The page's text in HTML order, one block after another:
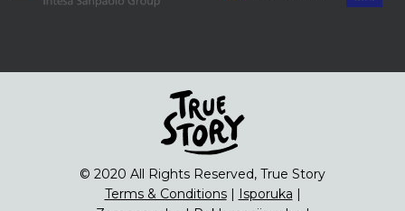
© 2020 All Rights Reserved, True Story
Terms & Conditions| Isporuka |
Paketi proizvoda